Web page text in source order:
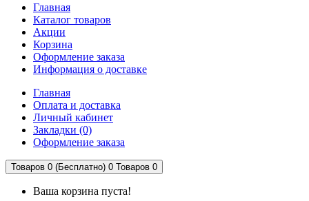
Главная
Каталог товаров
Акции
Корзина
Оформление заказа
Информация о доставке
Главная
Оплата и доставка
Личный кабинет
Закладки (0)
Оформление заказа
Товаров 0 (Бесплатно) 0 Товаров 0
Ваша корзина пуста!